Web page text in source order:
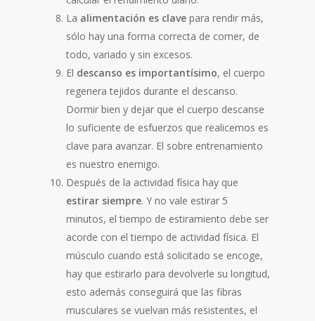
La alimentación es clave para rendir más,
sólo hay una forma correcta de comer, de
todo, variado y sin excesos.
El descanso es importantísimo, el cuerpo
regenera tejidos durante el descanso.
Dormir bien y dejar que el cuerpo descanse
lo suficiente de esfuerzos que realicemos es
clave para avanzar. El sobre entrenamiento
es nuestro enemigo.
Después de la actividad física hay que
estirar siempre. Y no vale estirar 5
minutos, el tiempo de estiramiento debe ser
acorde con el tiempo de actividad física. El
músculo cuando está solicitado se encoge,
hay que estirarlo para devolverle su longitud,
esto además conseguirá que las fibras
musculares se vuelvan más resistentes, el